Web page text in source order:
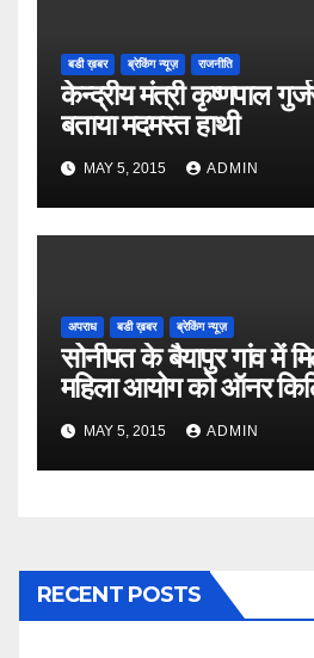
बडी ख़बर ब्रेकिंग न्यूज़ राजनीति
केन्द्रीय मंत्री कृष्णपाल
बताया मदमस्त हाथी
MAY 5, 2015 ADMIN
अपराध बडी ख़बर ब्रेकिंग न्यूज़
सोनीपत के बैयापुर गांव में
महिला आयोग को ऑनर
MAY 5, 2015 ADMIN
RECENT POSTS